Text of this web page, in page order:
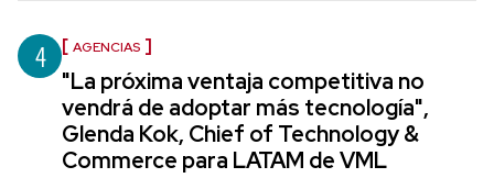
4 AGENCIAS
"La próxima ventaja competitiva no
vendrá de adoptar más tecnología",
Glenda Kok, Chief of Technology &
Commerce para LATAM de VML